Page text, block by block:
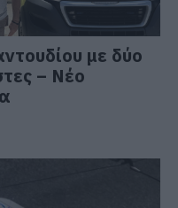
με δύο
– Νέο